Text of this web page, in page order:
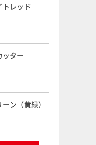
トレッド
ッター
ン（黄緑）